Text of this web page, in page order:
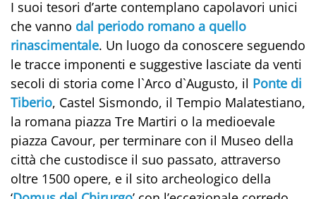
I suoi tesori d’arte contemplano capolavori unici
che vanno dal periodo romano a quello
rinascimentale. Un luogo da conoscere seguendo
le tracce imponenti e suggestive lasciate da venti
secoli di storia come l`Arco d`Augusto, il Ponte di
Tiberio, Castel Sismondo, il Tempio Malatestiano,
la romana piazza Tre Martiri o la medioevale
piazza Cavour, per terminare con il Museo della
città che custodisce il suo passato, attraverso
oltre 1500 opere, e il sito archeologico della